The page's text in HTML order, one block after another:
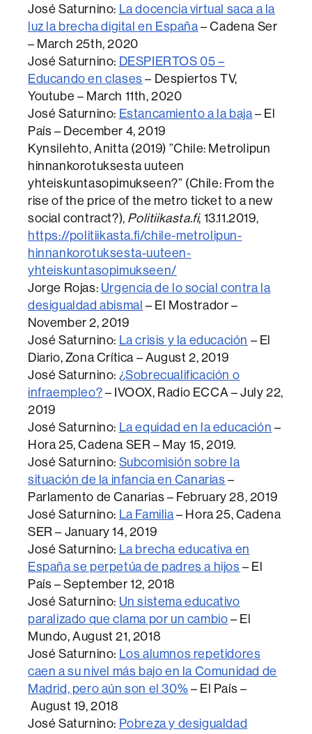
José Saturnino: La docencia virtual saca a la
luz la brecha digital en España– Cadena Ser
– March 25th, 2020
José Saturnino: DESPIERTOS 05 –
Educando en clases – Despiertos TV,
Youtube – March 11th, 2020
​José Saturnino: Estancamiento a la baja– El
País – December 4, 2019
Kynsilehto, Anitta (2019) ”Chile: Metrolipun
hinnankorotuksesta uuteen
yhteiskuntasopimukseen?” (Chile: From the
rise of the price of the metro ticket to a new
social contract?), Politiikasta.fi, 13.11.2019,
https://politiikasta.fi/chile-metrolipun-
hinnankorotuksesta-uuteen-
yhteiskuntasopimukseen/
Jorge Rojas: Urgencia de lo social contra la
desigualdad abismal – El Mostrador –
November 2, 2019
José Saturnino: La crisis y la educación – El
Diario, Zona Crítica – August 2, 2019
José Saturnino: ¿Sobrecualificación o
infraempleo?– IVOOX, Radio ECCA – July 22,
2019
José Saturnino: La equidad en la educación –
Hora 25, Cadena SER – May 15, 2019.
José Saturnino: Subcomisión sobre la
situación de la infancia en Canarias –
Parlamento de Canarias – February 28, 2019
José Saturnino: La Familia– Hora 25, Cadena
SER – January 14, 2019
José Saturnino: La brecha educativa en
España se perpetúa de padres a hijos – El
País – September 12, 2018
José Saturnino: Un sistema educativo
paralizado que clama por un cambio– El
Mundo, August 21, 2018
José Saturnino: Los alumnos repetidores
caen a su nivel más bajo en la Comunidad de
Madrid, pero aún son el 30%– El País –
August 19, 2018
José Saturnino: Pobreza y desigualdad